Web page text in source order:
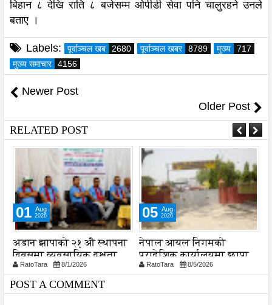
बिहान ८ देखि राति ८ बजेसम्म ओपीडी सेवा पनि चालुरहने उनले
बताए ।
Labels: पूर्वाञ्चल खब 2680 पूर्वाञ्चल खबर 8789 मुख्य
717
मुख्य समाचार
4156
Newer Post
Older Post
RELATED POST
01 Aug
2026
अडान झापाको २१ औ स्थापना
दिवसमा व्यवसायिक दक्षता,
विश्वसनीयता र गुणस्तरमा
जोड
RatoTara 8/1/2026
05 Aug
2026
नेपाल आयल निगमको
प्रादेशिक कार्यालयमा छापा
RatoTara 8/5/2026
POST A COMMENT